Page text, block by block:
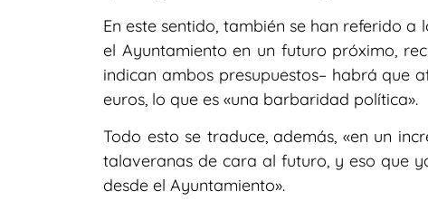
En este sentido, también se han referido
el Ayuntamiento en un futuro próximo,
indican ambos presupuestos– habrá que
euros, lo que es «una barbaridad política».
Todo esto se traduce, además, «en un
talaveranas de cara al futuro, y eso que
desde el Ayuntamiento».